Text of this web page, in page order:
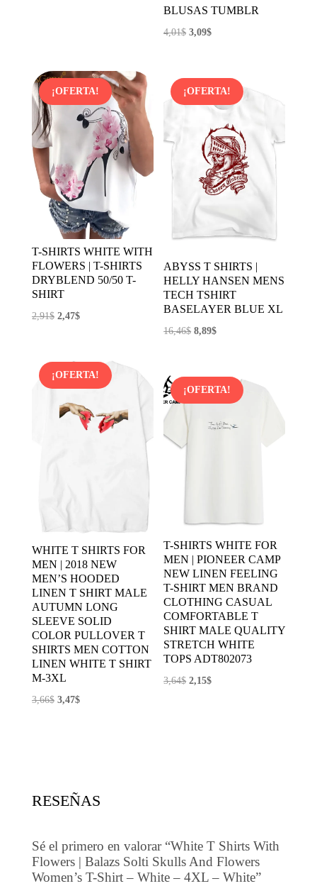
BLUSAS TUMBLR
4,01$ El
era:
4,01$.
3,09$El
es:
3,09$.
¡OFERTA!
T-SHIRTS WHITE WITH
FLOWERS | T-SHIRTS
DRYBLEND 50/50 T-
SHIRT
2,91$ El
era:
2,91$.
2,47$El
es:
2,47$.
¡OFERTA!
ABYSS T SHIRTS |
HELLY HANSEN MENS
TECH TSHIRT
BASELAYER BLUE XL
16,46$ El
era:
16,46$.
8,89$El
es:
8,89$.
¡OFERTA!
WHITE T SHIRTS FOR
MEN | 2018 NEW
MEN’S HOODED
LINEN T SHIRT MALE
AUTUMN LONG
SLEEVE SOLID
COLOR PULLOVER T
SHIRTS MEN COTTON
LINEN WHITE T SHIRT
M-3XL
3,66$ El
3,47$El
¡OFERTA!
T-SHIRTS WHITE FOR
MEN | PIONEER CAMP
NEW LINEN FEELING
T-SHIRT MEN BRAND
CLOTHING CASUAL
COMFORTABLE T
SHIRT MALE QUALITY
STRETCH WHITE
TOPS ADT802073
3,64$ El
2,15$El
RESEÑAS
Sé el primero en valorar “White T Shirts With
Flowers | Balazs Solti Skulls And Flowers
Women’s T-Shirt – White – 4XL – White”